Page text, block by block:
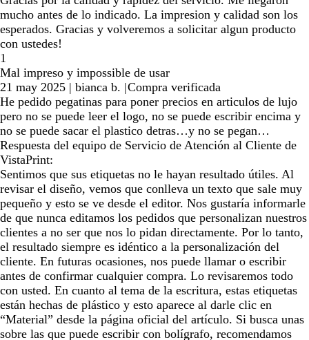
mucho antes de lo indicado. La impresion y calidad son los
esperados. Gracias y volveremos a solicitar algun producto
con ustedes!
1
Mal impreso y impossible de usar
21 may 2025 | bianca b. |Compra verificada
He pedido pegatinas para poner precios en articulos de lujo
pero no se puede leer el logo, no se puede escribir encima y
no se puede sacar el plastico detras…y no se pegan…
Respuesta del equipo de Servicio de Atención al Cliente de
VistaPrint:
Sentimos que sus etiquetas no le hayan resultado útiles. Al
revisar el diseño, vemos que conlleva un texto que sale muy
pequeño y esto se ve desde el editor. Nos gustaría informarle
de que nunca editamos los pedidos que personalizan nuestros
clientes a no ser que nos lo pidan directamente. Por lo tanto,
el resultado siempre es idéntico a la personalización del
cliente. En futuras ocasiones, nos puede llamar o escribir
antes de confirmar cualquier compra. Lo revisaremos todo
con usted. En cuanto al tema de la escritura, estas etiquetas
están hechas de plástico y esto aparece al darle clic en
“Material” desde la página oficial del artículo. Si busca unas
sobre las que puede escribir con bolígrafo, recomendamos